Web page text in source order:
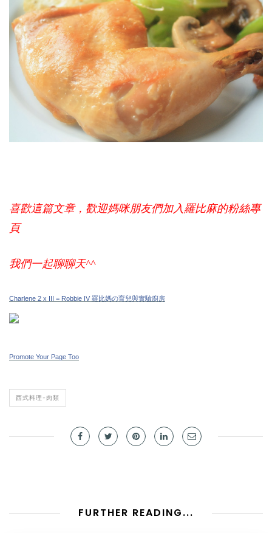
喜歡這篇文章，歡迎媽咪朋友們加入羅比麻的粉絲專
頁
我們一起聊聊天^^
Charlene 2 x III = Robbie IV 羅比媽の育兒與實驗廚房
Promote Your Page Too
西式料理-肉類
FURTHER READING...